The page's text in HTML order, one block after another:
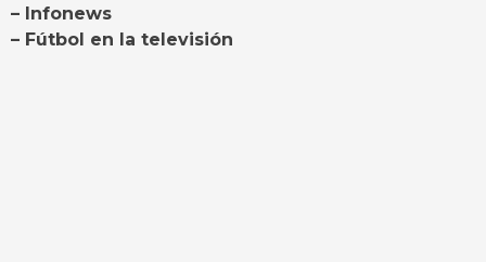
– Infonews
– Fútbol en la televisión